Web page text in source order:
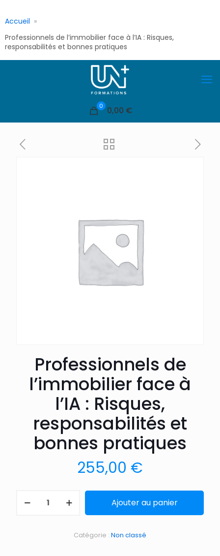
Accueil
Professionnels de l’immobilier face à l’IA : Risques,
responsabilités et bonnes pratiques
0 0,00 €
Professionnels de
l’immobilier face à
l’IA : Risques,
responsabilités et
bonnes pratiques
255,00 €
Ajouter au panier
Catégorie : Non classé